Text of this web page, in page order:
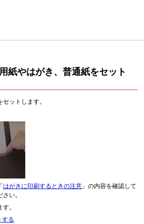
紙やはがき、普通紙をセット
ットします。
はがきに印刷するときの注意 」の内容を確認して
い。
。
する